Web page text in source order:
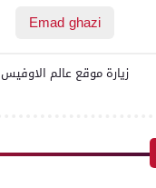
Emad ghazi
زيارة موقع عالم الاوفيس